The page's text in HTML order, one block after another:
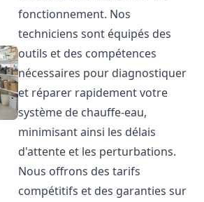
fonctionnement. Nos
techniciens sont équipés des
outils et des compétences
nécessaires pour diagnostiquer
et réparer rapidement votre
système de chauffe-eau,
minimisant ainsi les délais
d'attente et les perturbations.
Nous offrons des tarifs
compétitifs et des garanties sur